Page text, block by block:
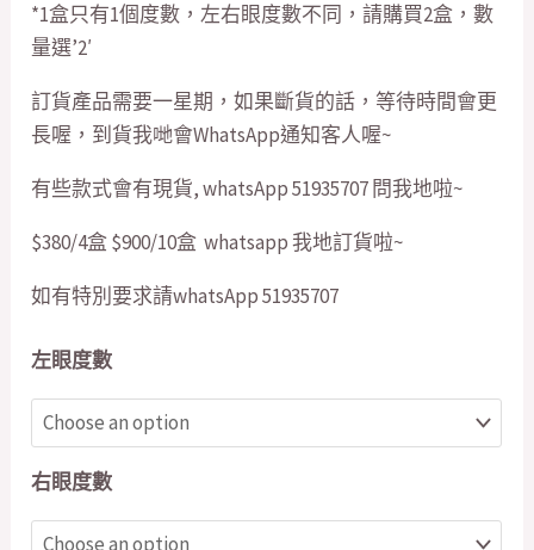
*1盒只有1個度數，左右眼度數不同，請購買2盒，數
量選’2′
訂貨產品需要一星期，如果斷貨的話，等待時間會更
長喔，到貨我哋會WhatsApp通知客人喔~
有些款式會有現貨, whatsApp 51935707 問我地啦~
$380/4盒 $900/10盒 whatsapp 我地訂貨啦~
如有特別要求請whatsApp 51935707
左眼度數
右眼度數